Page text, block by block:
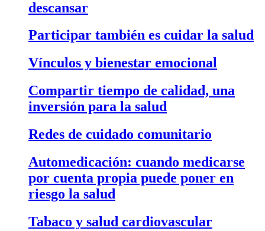
descansar
Participar también es cuidar la salud
Vínculos y bienestar emocional
Compartir tiempo de calidad, una
inversión para la salud
Redes de cuidado comunitario
Automedicación: cuando medicarse
por cuenta propia puede poner en
riesgo la salud
Tabaco y salud cardiovascular